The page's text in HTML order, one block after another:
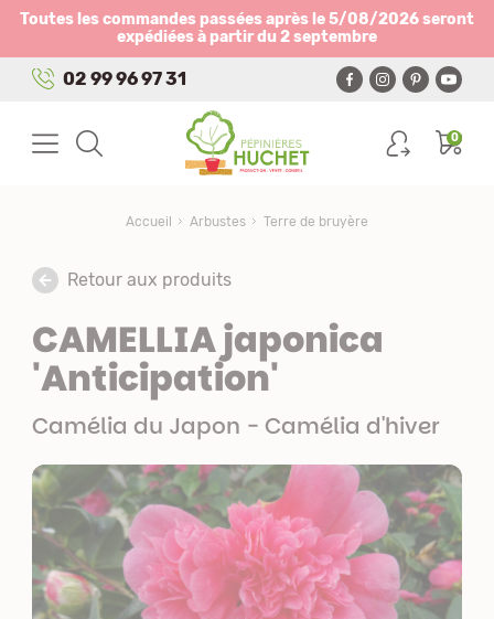
Toutes les commandes passées après le 5/08/2026 seront
expédiées à partir du 2 septembre
02 99 96 97 31
0
Accueil Arbustes Terre de bruyère
Retour aux produits
CAMELLIA japonica
'Anticipation'
Camélia du Japon - Camélia d'hiver
Panneau de gestion des cookies